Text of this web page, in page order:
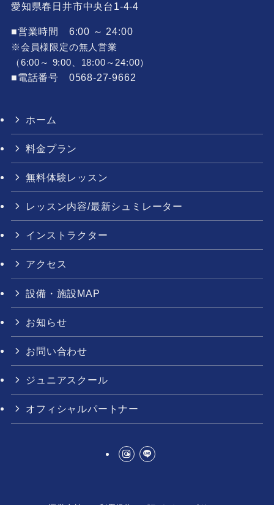
愛知県春日井市中央台1-4-4
■営業時間 6:00 ～ 24:00
※会員様限定の無人営業
（6:00～ 9:00、18:00～24:00）
■電話番号 0568-27-9662
ホーム
料金プラン
無料体験レッスン
レッスン内容/最新シュミレーター
インストラクター
アクセス
設備・施設MAP
お知らせ
お問い合わせ
ジュニアスクール
オフィシャルパートナー